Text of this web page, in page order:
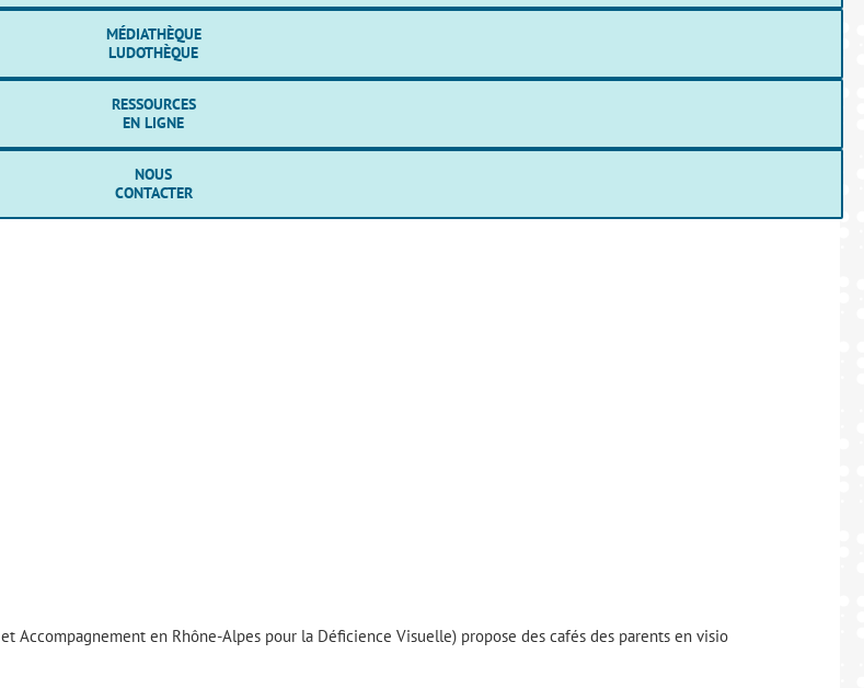
MÉDIATHÈQUE
LUDOTHÈQUE
RESSOURCES
EN LIGNE
NOUS
CONTACTER
et Accompagnement en Rhône-Alpes pour la Déficience Visuelle) propose des cafés des parents en visio